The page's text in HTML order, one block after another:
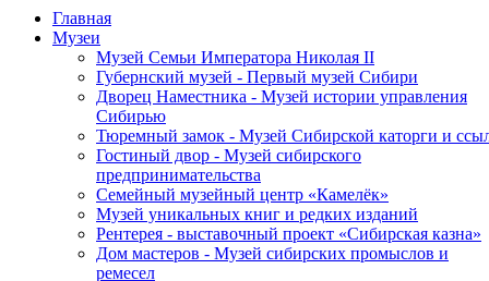
Главная
Музеи
Музей Семьи Императора Николая II
Губернский музей - Первый музей Сибири
Дворец Наместника - Музей истории управления
Сибирью
Тюремный замок - Музей Сибирской каторги и
Гостиный двор - Музей сибирского
предпринимательства
Семейный музейный центр «Камелёк»
Музей уникальных книг и редких изданий
Рентерея - выставочный проект «Сибирская казна»
Дом мастеров - Музей сибирских промыслов и
ремесел